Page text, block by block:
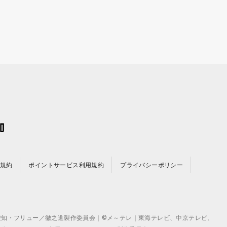
約 ポイントサービス利用規約 プライバシーポリシー
フリュー／徹之進製作委員会｜©メ～テレ｜東海テレビ、中京テレビ、